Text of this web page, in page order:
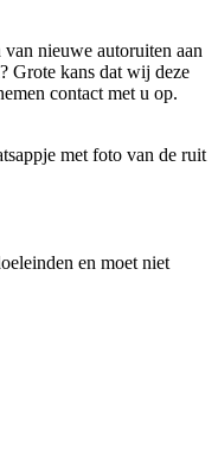
nieuwe autoruiten aan
Grote kans dat wij deze
contact met u op.
met foto van de ruit
en moet niet